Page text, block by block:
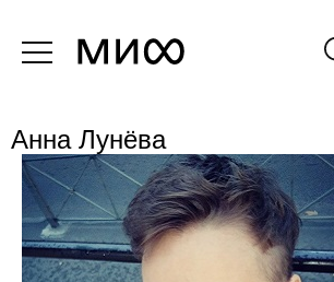
Анна Лунёва